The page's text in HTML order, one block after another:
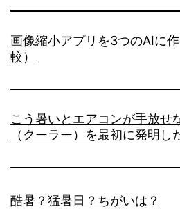
画像縮小アプリを3つのAIに
較）
こう暑いとエアコンが手放せ
（クーラー）を最初に発明し
酷暑？猛暑日？ちがいは？